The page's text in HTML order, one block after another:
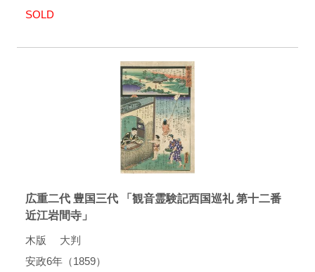
SOLD
広重二代 豊国三代 「観音霊験記西国巡礼 第十二番
近江岩間寺」
木版 大判
安政6年（1859）